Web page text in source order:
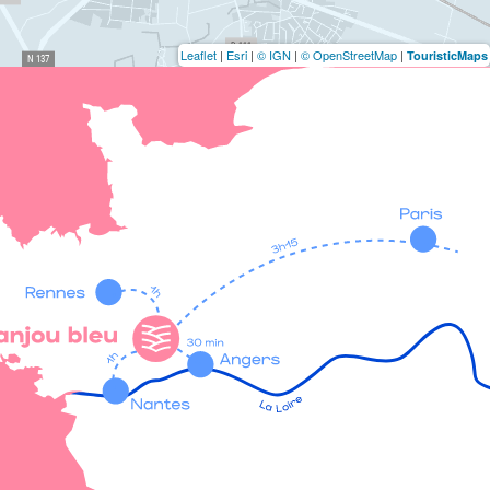
Leaflet | Esri | © IGN | © OpenStreetMap | TouristicMaps